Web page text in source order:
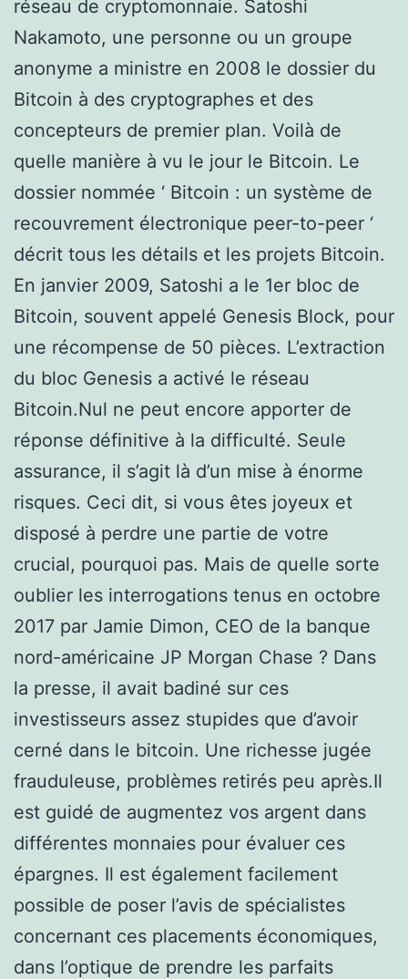
réseau de cryptomonnaie. Satoshi
Nakamoto, une personne ou un groupe
anonyme a ministre en 2008 le dossier du
Bitcoin à des cryptographes et des
concepteurs de premier plan. Voilà de
quelle manière à vu le jour le Bitcoin. Le
dossier nommée ‘ Bitcoin : un système de
recouvrement électronique peer-to-peer ‘
décrit tous les détails et les projets Bitcoin.
En janvier 2009, Satoshi a le 1er bloc de
Bitcoin, souvent appelé Genesis Block, pour
une récompense de 50 pièces. L’extraction
du bloc Genesis a activé le réseau
Bitcoin.Nul ne peut encore apporter de
réponse définitive à la difficulté. Seule
assurance, il s’agit là d’un mise à énorme
risques. Ceci dit, si vous êtes joyeux et
disposé à perdre une partie de votre
crucial, pourquoi pas. Mais de quelle sorte
oublier les interrogations tenus en octobre
2017 par Jamie Dimon, CEO de la banque
nord-américaine JP Morgan Chase ? Dans
la presse, il avait badiné sur ces
investisseurs assez stupides que d’avoir
cerné dans le bitcoin. Une richesse jugée
frauduleuse, problèmes retirés peu après.Il
est guidé de augmentez vos argent dans
différentes monnaies pour évaluer ces
épargnes. Il est également facilement
possible de poser l’avis de spécialistes
concernant ces placements économiques,
dans l’optique de prendre les parfaits